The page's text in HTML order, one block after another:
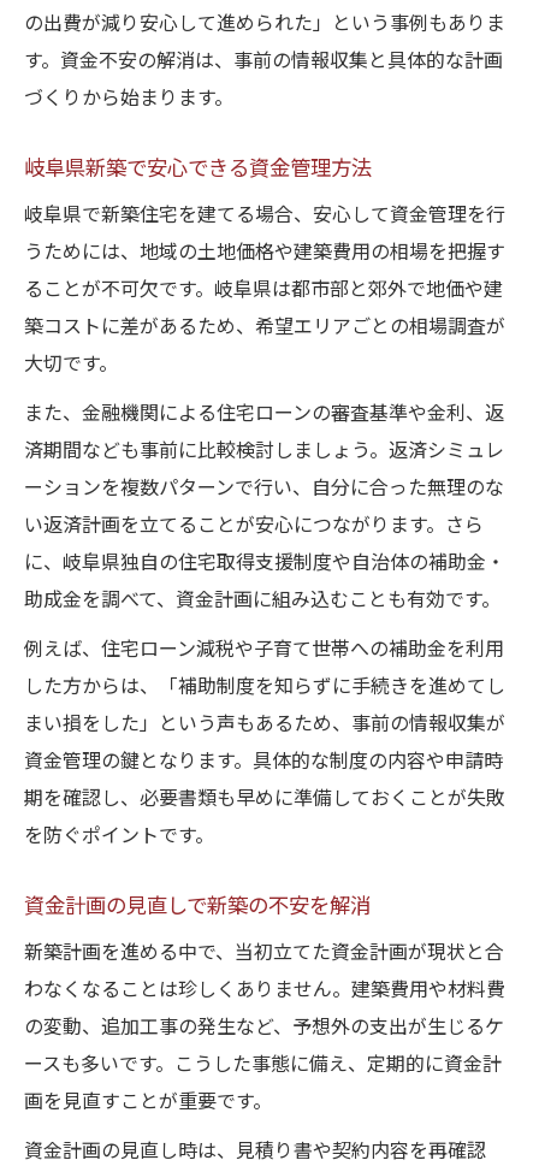
の出費が減り安心して進められた」という事例もありま
す。資金不安の解消は、事前の情報収集と具体的な計画
づくりから始まります。
岐阜県新築で安心できる資金管理方法
岐阜県で新築住宅を建てる場合、安心して資金管理を行
うためには、地域の土地価格や建築費用の相場を把握す
ることが不可欠です。岐阜県は都市部と郊外で地価や建
築コストに差があるため、希望エリアごとの相場調査が
大切です。
また、金融機関による住宅ローンの審査基準や金利、返
済期間なども事前に比較検討しましょう。返済シミュレ
ーションを複数パターンで行い、自分に合った無理のな
い返済計画を立てることが安心につながります。さら
に、岐阜県独自の住宅取得支援制度や自治体の補助金・
助成金を調べて、資金計画に組み込むことも有効です。
例えば、住宅ローン減税や子育て世帯への補助金を利用
した方からは、「補助制度を知らずに手続きを進めてし
まい損をした」という声もあるため、事前の情報収集が
資金管理の鍵となります。具体的な制度の内容や申請時
期を確認し、必要書類も早めに準備しておくことが失敗
を防ぐポイントです。
資金計画の見直しで新築の不安を解消
新築計画を進める中で、当初立てた資金計画が現状と合
わなくなることは珍しくありません。建築費用や材料費
の変動、追加工事の発生など、予想外の支出が生じるケ
ースも多いです。こうした事態に備え、定期的に資金計
画を見直すことが重要です。
資金計画の見直し時は、見積り書や契約内容を再確認